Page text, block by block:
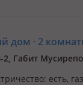
дом · 2 комнаты
2, Габит
есть,